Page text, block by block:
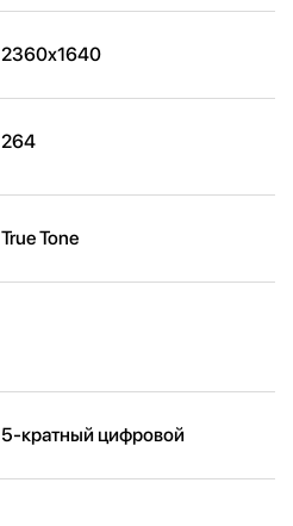
2360x1640
264
True Tone
5-кратный цифровой